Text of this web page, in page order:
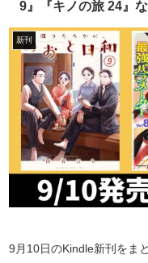
9』『キノの旅 24』
新刊
9月10日のKindle新刊をま